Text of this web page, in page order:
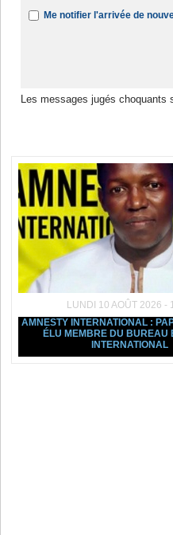
Me notifier l'arrivée de
Les messages jugés choquants
LUNDI 10 AOÛT 2026 -
AMNESTY INTERNATIONAL :
ÉLU MEMBRE DU BUREAU
INTERNATIONAL